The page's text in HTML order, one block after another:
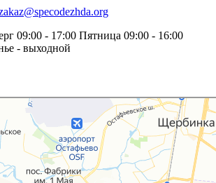
09:00 - 17:00 Пятница 09:00 - 16:00
- выходной